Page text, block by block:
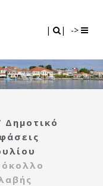
| | ->
Δημοτικό